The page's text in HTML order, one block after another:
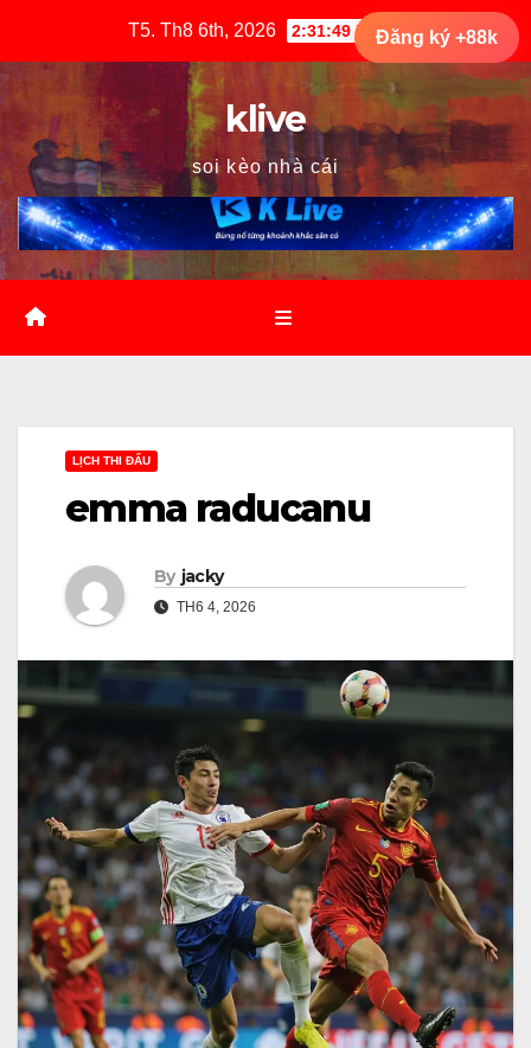
content
T5. Th8 6th, 2026 2:31:50 PM
klive
soi kèo nhà cái
LỊCH THI ĐẤU
emma raducanu
By jacky
TH6 4, 2026
Đăng ký +88k